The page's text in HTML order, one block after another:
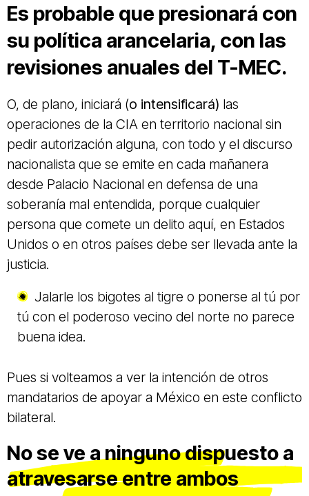
Es probable que presionará con
su política arancelaria, con las
revisiones anuales del T-MEC.
O, de plano, iniciará (o intensificará) las
operaciones de la CIA en territorio nacional sin
pedir autorización alguna, con todo y el discurso
nacionalista que se emite en cada mañanera
desde Palacio Nacional en defensa de una
soberanía mal entendida, porque cualquier
persona que comete un delito aquí, en Estados
Unidos o en otros países debe ser llevada ante la
justicia.
Jalarle los bigotes al tigre o ponerse al tú por
tú con el poderoso vecino del norte no parece
buena idea.
Pues si volteamos a ver la intención de otros
mandatarios de apoyar a México en este conflicto
bilateral.
No se ve a ninguno dispuesto a
atravesarse entre ambos